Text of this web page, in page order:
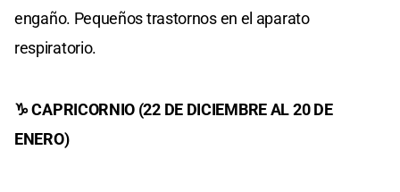
engaño. Pequeños trastornos en el aparato
respiratorio.
♑ CAPRICORNIO (22 DE DICIEMBRE AL 20 DE
ENERO)